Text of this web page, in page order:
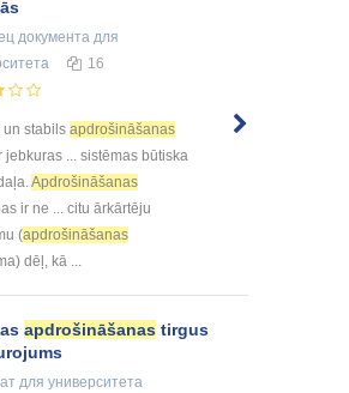
документа для
16
un stabils apdrošināšanas
jebkuras ... sistēmas būtiska
Apdrošināšanas
ir ne ... citu ārkārtēju
(apdrošināšanas
dēļ, kā ...
apdrošināšanas tirgus
для университета